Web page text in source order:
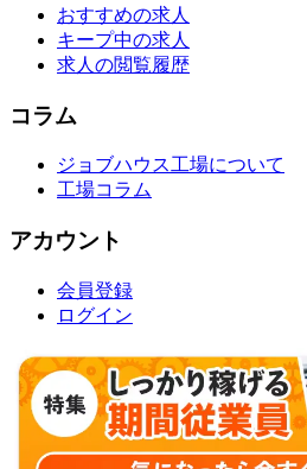
おすすめの求人
キープ中の求人
求人の閲覧履歴
コラム
ジョブハウス工場について
工場コラム
アカウント
会員登録
ログイン